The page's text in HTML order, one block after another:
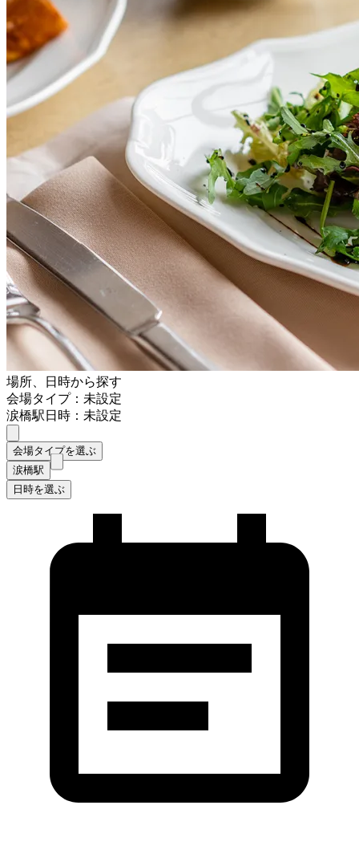
場所、日時から探す
会場タイプ：未設定
涙橋駅日時：未設定
会場タイプを選ぶ
涙橋駅
日時を選ぶ